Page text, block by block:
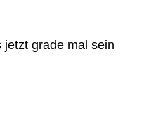
jetzt grade mal sein